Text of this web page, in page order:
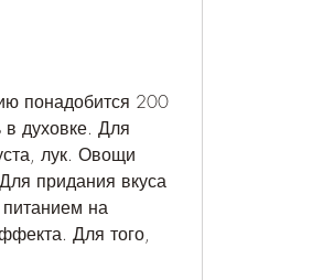
понадобится 200
духовке. Для
лук. Овощи
придания вкуса
на
Для того,